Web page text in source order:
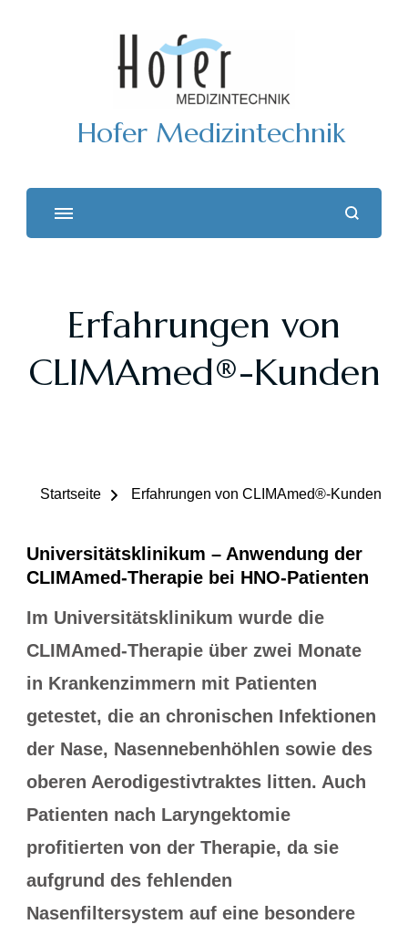
Hofer Medizintechnik
Erfahrungen von
CLIMAmed®-Kunden
Startseite Erfahrungen von CLIMAmed®-Kunden
Universitätsklinikum – Anwendung der
CLIMAmed-Therapie bei HNO-Patienten
Im Universitätsklinikum wurde die
CLIMAmed-Therapie über zwei Monate
in Krankenzimmern mit Patienten
getestet, die an chronischen Infektionen
der Nase, Nasennebenhöhlen sowie des
oberen Aerodigestivtraktes litten. Auch
Patienten nach Laryngektomie
profitierten von der Therapie, da sie
aufgrund des fehlenden
Nasenfiltersystem auf eine besondere